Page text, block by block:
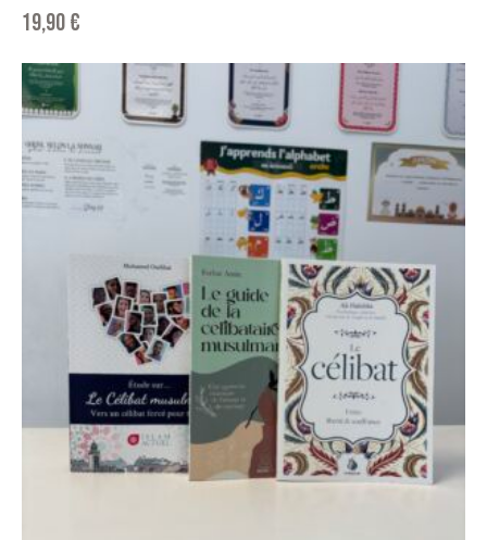
19,90€